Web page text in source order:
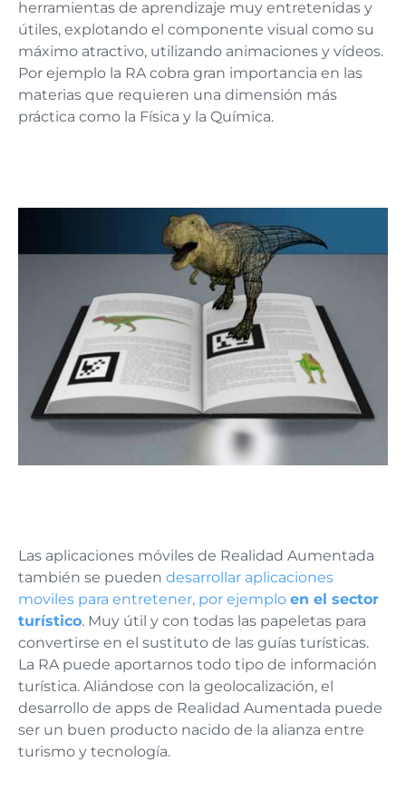
herramientas de aprendizaje muy entretenidas y
útiles, explotando el componente visual como su
máximo atractivo, utilizando animaciones y vídeos.
Por ejemplo la RA cobra gran importancia en las
materias que requieren una dimensión más
práctica como la Física y la Química.
Las aplicaciones móviles de Realidad Aumentada
también se pueden desarrollar aplicaciones
moviles para entretener, por ejemplo en el sector
turístico. Muy útil y con todas las papeletas para
convertirse en el sustituto de las guías turísticas.
La RA puede aportarnos todo tipo de información
turística. Aliándose con la geolocalización, el
desarrollo de apps de Realidad Aumentada puede
ser un buen producto nacido de la alianza entre
turismo y tecnología.